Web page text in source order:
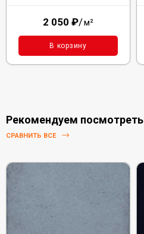
2 050 ₽/м²
В корзину
Рекомендуем посмотреть
СРАВНИТЬ ВСЕ